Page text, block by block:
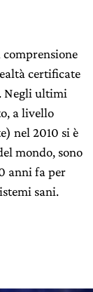
certificate
Negli ultimi
a livello
nel 2010 si è
mondo, sono
anni fa per
sani.